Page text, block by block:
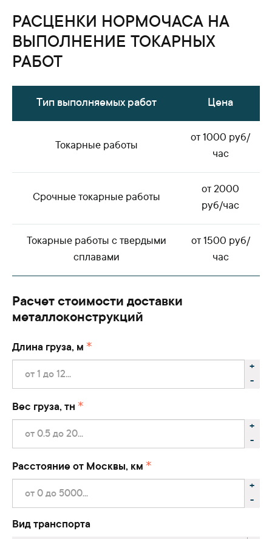
РАСЦЕНКИ НОРМОЧАСА НА
ВЫПОЛНЕНИЕ ТОКАРНЫХ
РАБОТ
Тип выполняемых работ Цена
Токарные работы
от 1000 руб/
час
Срочные токарные работы
от 2000
руб/час
Токарные работы с твердыми
сплавами
от 1500 руб/
час
Расчет стоимости доставки
металлоконструкций
Длина груза, м
+
-
Вес груза, тн
+
-
Расстояние от Москвы, км
+
-
Вид транспорта